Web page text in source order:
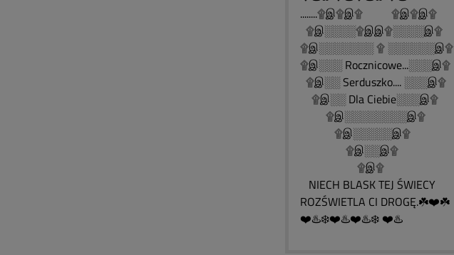
........۩இ۩இ۩ ۩இ۩இ۩
۩இ░░░░۩இஇ۩░░░░இ۩
۩இ░░░░░░░ ۩ ░░░░░░இ۩
۩இ░░░ Rocznicowe...░░░இ۩
۩இ░░ Serduszko.... ░░░இ۩
۩இ░░ Dla Ciebie░░░இ۩
۩இ░░░░░░░░இ۩
۩இ░░░░░இ۩
۩இ░░இ۩
۩இ۩
NIECH BLASK TEJ ŚWIECY
ROZŚWIETLA CI DROGĘ.☘️❤️☘️
❤️♨️❄️❤️♨️❤️♨️❄️ ❤️♨️